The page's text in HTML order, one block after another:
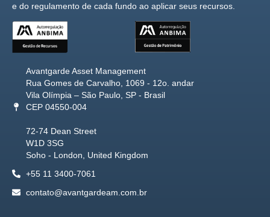
e do regulamento de cada fundo ao aplicar seus recursos.
Avantgarde Asset Management
Rua Gomes de Carvalho, 1069 - 12o. andar
Vila Olímpia – São Paulo, SP - Brasil
CEP 04550-004
72-74 Dean Street
W1D 3SG
Soho - London, United Kingdom
+55 11 3400-7061
contato@avantgardeam.com.br